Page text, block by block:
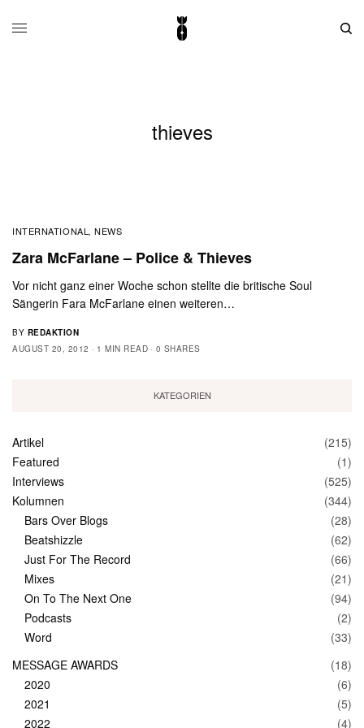
thieves
INTERNATIONAL ,NEWS
Zara McFarlane – Police & Thieves
Vor nicht ganz einer Woche schon stellte die britische Soul
Sängerin Fara McFarlane einen weiteren…
BY REDAKTION
AUGUST 20, 2012
1 MIN READ 0 SHARES
KATEGORIEN
Artikel
(215)
Featured
(1)
Interviews
(525)
Kolumnen
(344)
Bars Over Blogs
(28)
Beatshizzle
(62)
Just For The Record
(66)
Mixes
(21)
On To The Next One
(94)
Podcasts
(2)
Word
(33)
MESSAGE AWARDS
(18)
2020
(6)
2021
(5)
2022
(4)